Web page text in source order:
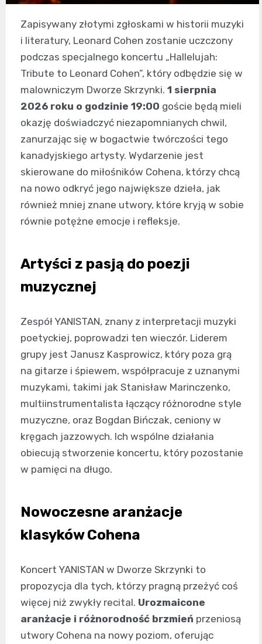
Zapisywany złotymi zgłoskami w historii muzyki
i literatury, Leonard Cohen zostanie uczczony
podczas specjalnego koncertu „Hallelujah:
Tribute to Leonard Cohen”, który odbędzie się w
malowniczym Dworze Skrzynki. 1 sierpnia
2026 roku o godzinie 19:00 goście będą mieli
okazję doświadczyć niezapomnianych chwil,
zanurzając się w bogactwie twórczości tego
kanadyjskiego artysty. Wydarzenie jest
skierowane do miłośników Cohena, którzy chcą
na nowo odkryć jego największe dzieła, jak
również mniej znane utwory, które kryją w sobie
równie potężne emocje i refleksje.
Artyści z pasją do poezji
muzycznej
Zespół YANISTAN, znany z interpretacji muzyki
poetyckiej, poprowadzi ten wieczór. Liderem
grupy jest Janusz Kasprowicz, który poza grą
na gitarze i śpiewem, współpracuje z uznanymi
muzykami, takimi jak Stanisław Marinczenko,
multiinstrumentalista łączący różnorodne style
muzyczne, oraz Bogdan Bińczak, ceniony w
kręgach jazzowych. Ich wspólne działania
obiecują stworzenie koncertu, który pozostanie
w pamięci na długo.
Nowoczesne aranżacje
klasyków Cohena
Koncert YANISTAN w Dworze Skrzynki to
propozycja dla tych, którzy pragną przeżyć coś
więcej niż zwykły recital. Urozmaicone
aranżacje i różnorodność brzmień przeniosą
utwory Cohena na nowy poziom, oferując